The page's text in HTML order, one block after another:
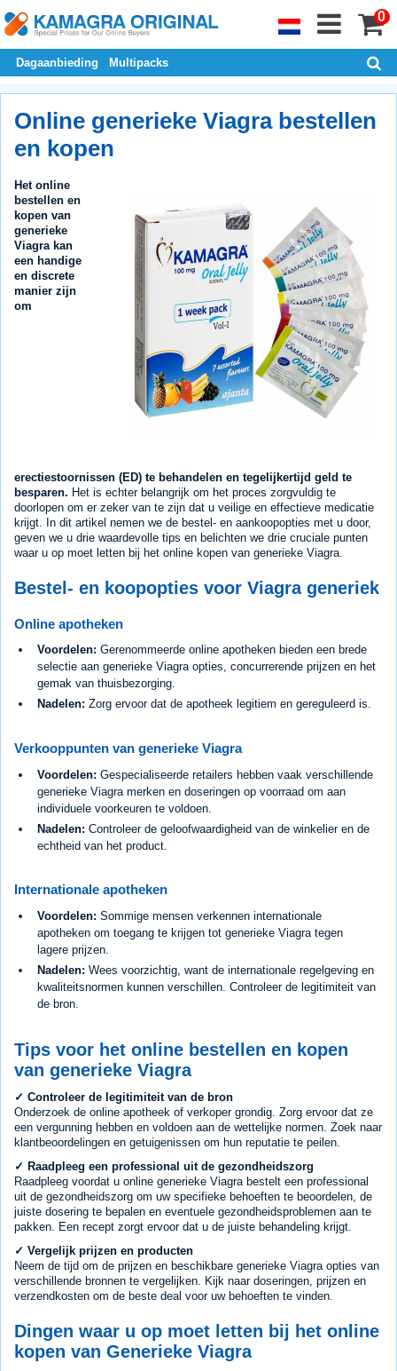
0
Dagaanbieding Multipacks
Online generieke Viagra bestellen
en kopen
Het online
bestellen en
kopen van
generieke
Viagra kan
een handige
en discrete
manier zijn
om
erectiestoornissen (ED) te behandelen en tegelijkertijd geld te
besparen. Het is echter belangrijk om het proces zorgvuldig te
doorlopen om er zeker van te zijn dat u veilige en effectieve medicatie
krijgt. In dit artikel nemen we de bestel- en aankoopopties met u door,
geven we u drie waardevolle tips en belichten we drie cruciale punten
waar u op moet letten bij het online kopen van generieke Viagra.
Bestel- en koopopties voor Viagra generiek
Online apotheken
Voordelen: Gerenommeerde online apotheken bieden een brede
selectie aan generieke Viagra opties, concurrerende prijzen en het
gemak van thuisbezorging.
Nadelen: Zorg ervoor dat de apotheek legitiem en gereguleerd is.
Verkooppunten van generieke Viagra
Voordelen: Gespecialiseerde retailers hebben vaak verschillende
generieke Viagra merken en doseringen op voorraad om aan
individuele voorkeuren te voldoen.
Nadelen: Controleer de geloofwaardigheid van de winkelier en de
echtheid van het product.
Internationale apotheken
Voordelen: Sommige mensen verkennen internationale
apotheken om toegang te krijgen tot generieke Viagra tegen
lagere prijzen.
Nadelen: Wees voorzichtig, want de internationale regelgeving en
kwaliteitsnormen kunnen verschillen. Controleer de legitimiteit van
de bron.
Tips voor het online bestellen en kopen
van generieke Viagra
✓ Controleer de legitimiteit van de bron
Onderzoek de online apotheek of verkoper grondig. Zorg ervoor dat ze
een vergunning hebben en voldoen aan de wettelijke normen. Zoek naar
klantbeoordelingen en getuigenissen om hun reputatie te peilen.
✓ Raadpleeg een professional uit de gezondheidszorg
Raadpleeg voordat u online generieke Viagra bestelt een professional
uit de gezondheidszorg om uw specifieke behoeften te beoordelen, de
juiste dosering te bepalen en eventuele gezondheidsproblemen aan te
pakken. Een recept zorgt ervoor dat u de juiste behandeling krijgt.
✓ Vergelijk prijzen en producten
Neem de tijd om de prijzen en beschikbare generieke Viagra opties van
verschillende bronnen te vergelijken. Kijk naar doseringen, prijzen en
verzendkosten om de beste deal voor uw behoeften te vinden.
Dingen waar u op moet letten bij het online
kopen van Generieke Viagra